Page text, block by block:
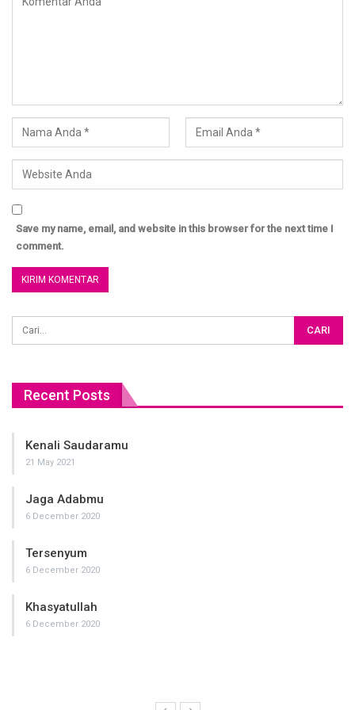
Save my name, email, and website in this browser for the next time I
comment.
Recent Posts
Kenali Saudaramu
21 May 2021
Jaga Adabmu
6 December 2020
Tersenyum
6 December 2020
Khasyatullah
6 December 2020